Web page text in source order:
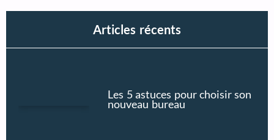
Articles récents
Les 5 astuces pour choisir son
nouveau bureau